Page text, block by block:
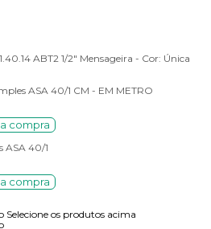
ABT2 1/2" Mensageira - Cor: Única
ASA 40/1 CM - EM METRO
compra
ASA 40/1
compra
Selecione os produtos acima